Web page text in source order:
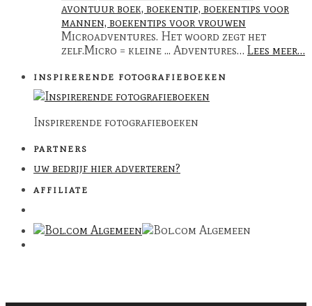
Microadventures. Het woord zegt het
zelf.Micro = kleine ... Adventures… Lees meer…
INSPIRERENDE FOTOGRAFIEBOEKEN
Inspirerende fotografieboeken
PARTNERS
uw bedrijf hier adverteren?
AFFILIATE